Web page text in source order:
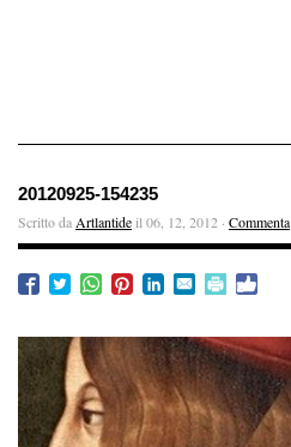
20120925-154235
Scritto da Artlantideil 06, 12, 2012 · Commenta